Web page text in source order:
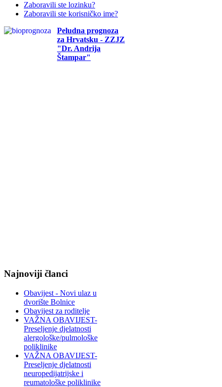
Zaboravili ste lozinku?
Zaboravili ste korisničko ime?
Peludna prognoza
za Hrvatsku - ZZJZ
"Dr. Andrija
Štampar"
Najnoviji članci
Obavijest - Novi ulaz u
dvorište Bolnice
Obavijest za roditelje
VAŽNA OBAVIJEST-
Preseljenje djelatnosti
alergološke/pulmološke
poliklinike
VAŽNA OBAVIJEST-
Preseljenje djelatnosti
neuropedijatrijske i
reumatološke poliklinike